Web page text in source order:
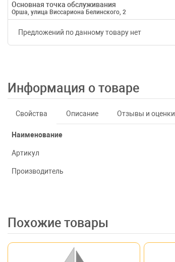
Основная точка обслуживания
Орша, улица Виссариона Белинского, 2
Предложений по данному товару нет
Информация о товаре
Свойства Описание Отзывы и оценки
Наименование
Артикул
Производитель
Похожие товары